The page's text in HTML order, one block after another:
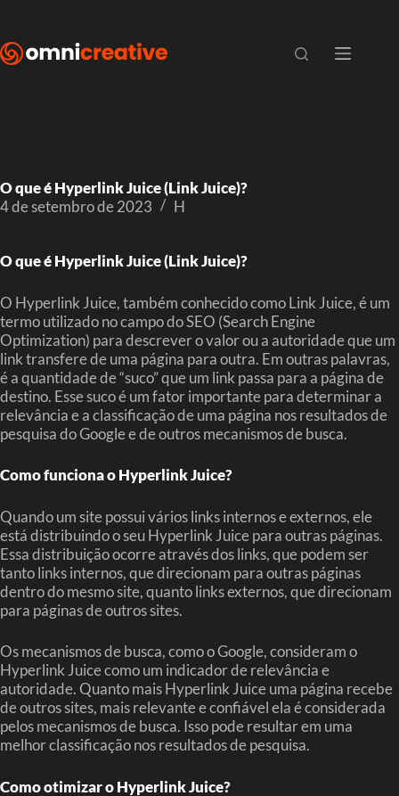
O que é Hyperlink Juice (Link Juice)?
4 de setembro de 2023
H
O que é Hyperlink Juice (Link Juice)?
O Hyperlink Juice, também conhecido como Link Juice, é um
termo utilizado no campo do SEO (Search Engine
Optimization) para descrever o valor ou a autoridade que um
link transfere de uma página para outra. Em outras palavras,
é a quantidade de “suco” que um link passa para a página de
destino. Esse suco é um fator importante para determinar a
relevância e a classificação de uma página nos resultados de
pesquisa do Google e de outros mecanismos de busca.
Como funciona o Hyperlink Juice?
Quando um site possui vários links internos e externos, ele
está distribuindo o seu Hyperlink Juice para outras páginas.
Essa distribuição ocorre através dos links, que podem ser
tanto links internos, que direcionam para outras páginas
dentro do mesmo site, quanto links externos, que direcionam
para páginas de outros sites.
Os mecanismos de busca, como o Google, consideram o
Hyperlink Juice como um indicador de relevância e
autoridade. Quanto mais Hyperlink Juice uma página recebe
de outros sites, mais relevante e confiável ela é considerada
pelos mecanismos de busca. Isso pode resultar em uma
melhor classificação nos resultados de pesquisa.
Como otimizar o Hyperlink Juice?